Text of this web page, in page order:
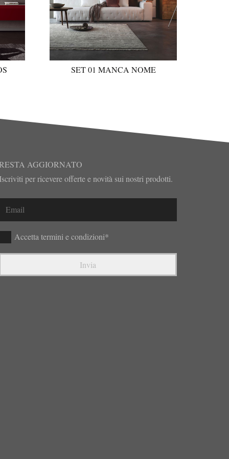
SET 01 MANCA NOME
AGGIORNATO
per ricevere offerte e novità sui nostri prodotti.
Accetta termini e condizioni*
Invia